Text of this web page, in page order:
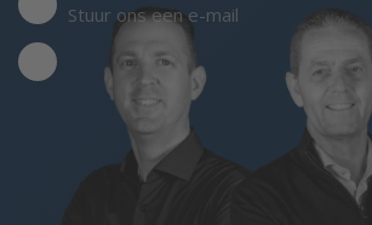
Stuur ons een e-mail